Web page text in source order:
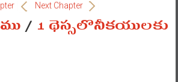
Next Chapter
/1 థెస్సలొనీకయులకు